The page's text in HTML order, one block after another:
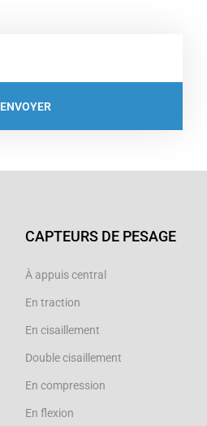
ENVOYER
CAPTEURS DE PESAGE
À appuis central
En traction
En cisaillement
Double cisaillement
En compression
En flexion